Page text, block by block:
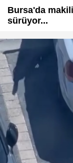
Bursa'da
sürüyor...